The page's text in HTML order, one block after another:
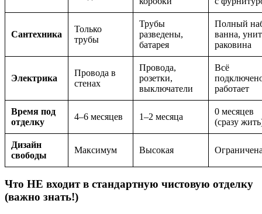
Сантехника
Только
трубы
Трубы
разведены,
батарея
Полный
ванна,
раковина
Электрика
Провода в
стенах
Провода,
розетки,
выключатели
Всё
работает
Время под
отделку
4–6 месяцев 1–2 месяца
0 месяцев
(сразу
Дизайн
свободы
Максимум Высокая
Что НЕ входит в стандартную чистовую отделку
(важно знать!)